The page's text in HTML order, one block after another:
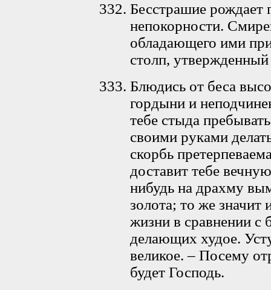
Бесстрашие рождает
непокорности.
обладающего ими
столп,
Блюдись от беса
гордыни и
тебе стыда
своими руками
скорбь
доставит тебе
нибудь на драхму
золота; то же значит
жизни в сравнении с
делающих худое.
великое. – Посему
будет Господь.